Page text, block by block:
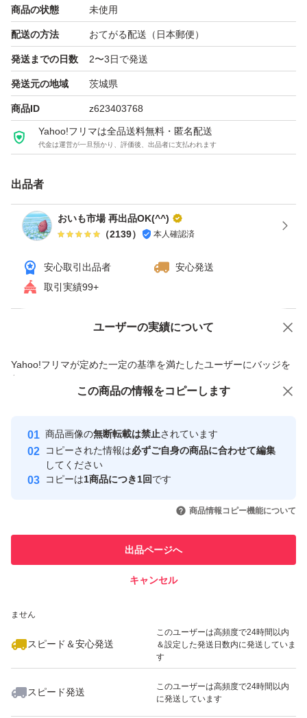
温度．湿度などで皮に傷がついたり、傷みが出てしまうか
もしれません。
遠方の方や翌日受け取りできない方は、お受け取り時に傷
んでいることもあるかもしれませんので、その旨ご了承下
さい。
箱込みで5kgにしておりますが、
上記の件で何か気になることがありましたら、ご質問や評
価する前にコメントにてお問い合わせ下さい。
一定の温度と湿度が保つ、さつまいも専用貯蔵庫で
追熟させております。
すぐに傷むこともあります。
保管には充分ご注意ください。
郵便局からの発送ですので平日のみ発送になります。
時間指定もできません。
商品の状態 未使用
配送の方法 おてがる配送（日本郵便）
発送までの日数 2〜3日で発送
発送元の地域 茨城県
商品ID z623403768
Yahoo!フリマは全品送料無料・匿名配送
代金は運営が一旦預かり、評価後、出品者に支払われます
出品者
おいも市場 再出品OK(^^)
（2139） 本人確認済
安心取引出品者
安心発送
取引実績99+
ユーザーの実績について
Yahoo!フリマが定めた一定の基準を満たしたユーザーにバッジを
付与しています
安心取引出品者
心・安全なユーザーです
取引実績
引を完了させた実績があります
での取引実績があります
ません
スピード＆安心発送
このユーザーは高頻度で24時間以内
＆設定した発送日数内に発送していま
す
スピード発送
このユーザーは高頻度で24時間以内
に発送しています
価格の相談 商品への質問
この商品の情報をコピーします
商品画像の無断転載は禁止されています
コピーされた情報は必ずご自身の商品に合わせて編集
してください
コピーは1商品につき1回です
商品情報コピー機能について
出品ページへ
キャンセル
この商品をみている人にオススメ
いいね！
2,300